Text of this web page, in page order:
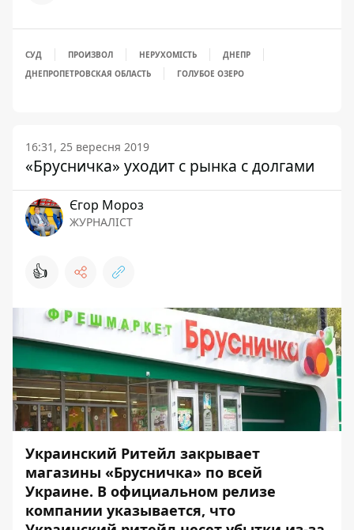
СУД ПРОИЗВОЛ НЕРУХОМІСТЬ
ДНЕПР
ДНЕПРОПЕТРОВСКАЯ ОБЛАСТЬ
ГОЛУБОЕ ОЗЕРО
16:31, 25 вересня 2019
«Брусничка» уходит с рынка с долгами
Єгор Мороз
ЖУРНАЛІСТ
👍
Украинский Ритейл закрывает
магазины «Брусничка» по всей
Украине. В официальном релизе
компании указывается, что